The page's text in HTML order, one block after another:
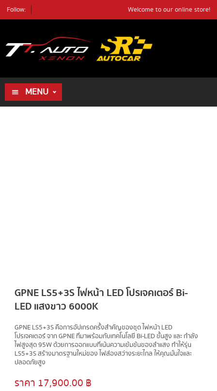
Follow: Welcome to our online store!
MENU
ค้นหา ตัวอย่างรถ
ค้นหา
HOME
GPNE LS5+3S ไฟหน้า LED โปรเจคเตอร์ Bi-
LED แสงขาว 6000K
GPNE LS5+3S คือการอัปเกรดครั้งสำคัญของชุด ไฟหน้า LED
โปรเจคเตอร์ จาก GPNE ที่มาพร้อมกับเทคโนโลยี Bi-LED ขั้นสูง และ กำลัง
ไฟสูงสุด 95W ด้วยการออกแบบที่เน้นความเข้มข้นของลำแสง ทำให้รุ่น
LS5+3S สร้างมาตรฐานใหม่ของ ไฟส่องสว่างระยะไกล ให้คุณมั่นใจและ
ปลอดภัยสูง
ราคา 17,900.00 ฿